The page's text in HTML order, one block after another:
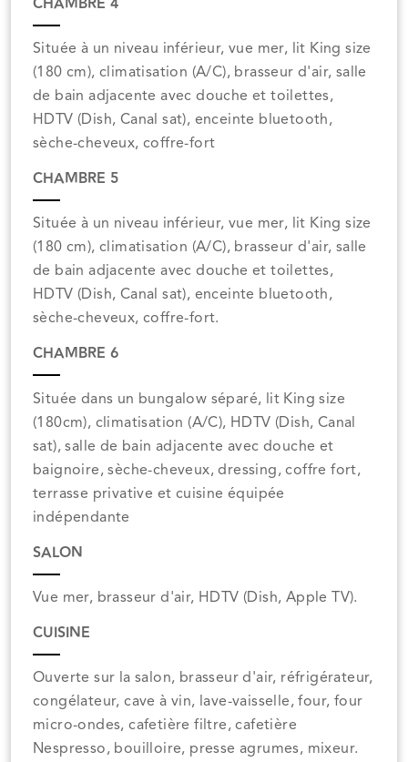
Située à un niveau inférieur, vue mer, lit King size
(180 cm), climatisation (A/C), brasseur d'air, salle
de bain adjacente avec douche et toilettes,
HDTV (Dish, Canal sat), enceinte bluetooth,
sèche-cheveux, coffre-fort
CHAMBRE 5
Située à un niveau inférieur, vue mer, lit King size
(180 cm), climatisation (A/C), brasseur d'air, salle
de bain adjacente avec douche et toilettes,
HDTV (Dish, Canal sat), enceinte bluetooth,
sèche-cheveux, coffre-fort.
CHAMBRE 6
Située dans un bungalow séparé, lit King size
(180cm), climatisation (A/C), HDTV (Dish, Canal
sat), salle de bain adjacente avec douche et
baignoire, sèche-cheveux, dressing, coffre fort,
terrasse privative et cuisine équipée
indépendante
SALON
Vue mer, brasseur d'air, HDTV (Dish, Apple TV).
CUISINE
Ouverte sur la salon, brasseur d'air, réfrigérateur,
congélateur, cave à vin, lave-vaisselle, four, four
micro-ondes, cafetière filtre, cafetière
Nespresso, bouilloire, presse agrumes, mixeur.